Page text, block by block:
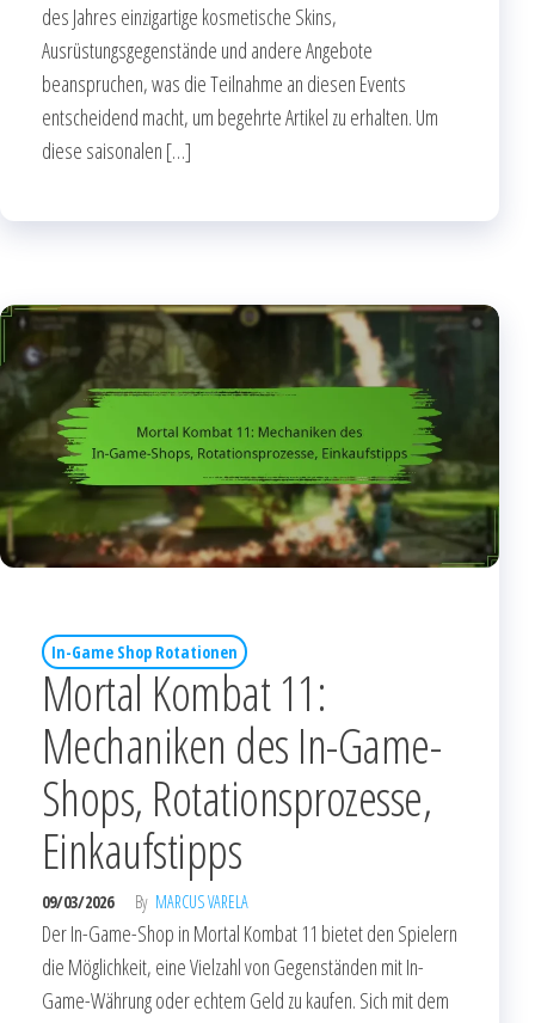
des Jahres einzigartige kosmetische Skins,
Ausrüstungsgegenstände und andere Angebote
beanspruchen, was die Teilnahme an diesen Events
entscheidend macht, um begehrte Artikel zu erhalten. Um
diese saisonalen […]
In-Game Shop Rotationen
Mortal Kombat 11:
Mechaniken des In-Game-
Shops, Rotationsprozesse,
Einkaufstipps
09/03/2026 By MARCUS VARELA
Der In-Game-Shop in Mortal Kombat 11 bietet den Spielern
die Möglichkeit, eine Vielzahl von Gegenständen mit In-
Game-Währung oder echtem Geld zu kaufen. Sich mit dem